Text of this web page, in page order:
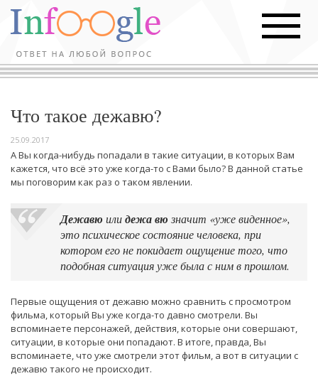
Что такое дежавю?
25.09.2017
А Вы когда-нибудь попадали в такие ситуации, в которых Вам
кажется, что всё это уже когда-то с Вами было? В данной статье
мы поговорим как раз о таком явлении.
Дежавю илидежа вю значит «уже виденное»,
это психическое состояние человека, при
котором его не покидает ощущение того, что
подобная ситуация уже была с ним в прошлом.
Первые ощущения от дежавю можно сравнить с просмотром
фильма, который Вы уже когда-то давно смотрели. Вы
вспоминаете персонажей, действия, которые они совершают,
ситуации, в которые они попадают. В итоге, правда, Вы
вспоминаете, что уже смотрели этот фильм, а вот в ситуации с
дежавю такого не происходит.